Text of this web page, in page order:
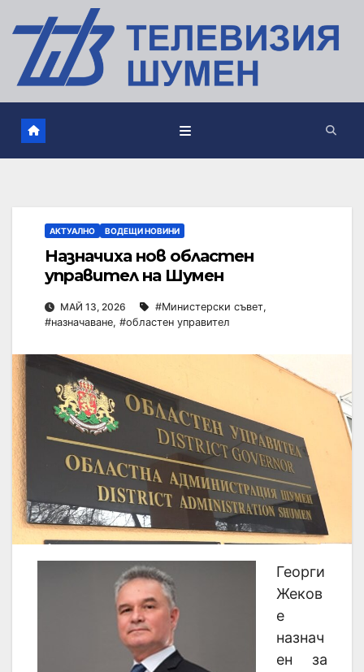
АКТУАЛНО ВОДЕЩИ НОВИНИ
Назначиха нов областен
управител на Шумен
МАЙ 13, 2026 #Министерски съвет,
#назначаване, #областен управител
Георги
Жеков
е
назнач
ен за